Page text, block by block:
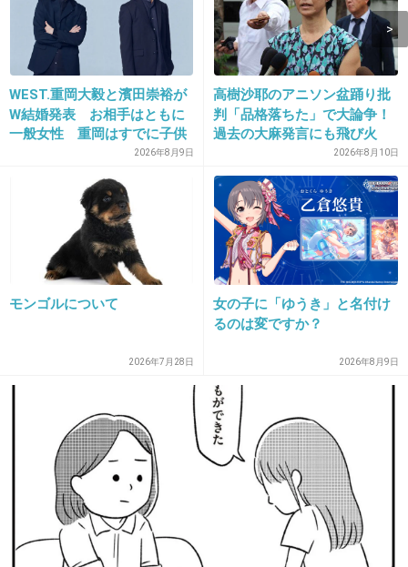
14. 匿名2019/04/09(火) 20:56:47
わーい！わーい！
ディズニー1本で良いのに滝の世界もやるの
か。
2019/04/09(火) 20:57:15
風間くんて若い～
+107 -4
2019/04/09(火) 20:57:35
ディズニー行きたいなぁ。
WEST.重岡大毅と濱田崇裕が
W結婚発表 お相手はともに
一般女性 重岡はすでに子供
2026年8月9日
高樹沙耶のアニソン盆踊り批
判「品格落ちた」で大論争！
過去の大麻発言にも飛び火
2026年8月10日
モンゴルについて
2026年7月28日
女の子に「ゆうき」と名付け
るのは変ですか？
2026年8月9日